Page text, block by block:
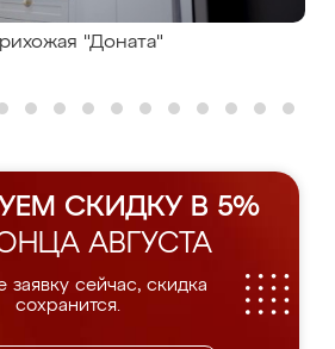
"Доната"
СКИДКУ В 5%
АВГУСТА
заявку сейчас, скидка
сохранится.